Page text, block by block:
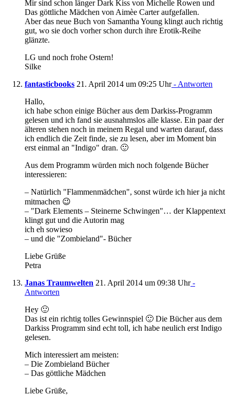
Mir sind schon länger Dark Kiss von Michelle Rowen und
Das göttliche Mädchen von Aimèe Carter aufgefallen.
Aber das neue Buch von Samantha Young klingt auch richtig
gut, wo sie doch vorher schon durch ihre Erotik-Reihe
glänzte.
LG und noch frohe Ostern!
Silke
fantasticbooks 21. April 2014 um 09:25 Uhr- Antworten
Hallo,
ich habe schon einige Bücher aus dem Darkiss-Programm
gelesen und ich fand sie ausnahmslos alle klasse. Ein paar der
älteren stehen noch in meinem Regal und warten darauf, dass
ich endlich die Zeit finde, sie zu lesen, aber im Moment bin
erst einmal an "Indigo" dran. 🙂
Aus dem Programm würden mich noch folgende Bücher
interessieren:
– Natürlich "Flammenmädchen", sonst würde ich hier ja nicht
mitmachen 😉
– "Dark Elements – Steinerne Schwingen"… der Klappentext
klingt gut und die Autorin mag
ich eh sowieso
– und die "Zombieland"- Bücher
Liebe Grüße
Petra
Janas Traumwelten 21. April 2014 um 09:38 Uhr-
Antworten
Hey 🙂
Das ist ein richtig tolles Gewinnspiel 🙂 Die Bücher aus dem
Darkiss Programm sind echt toll, ich habe neulich erst Indigo
gelesen.
Mich interessiert am meisten:
– Die Zombieland Bücher
– Das göttliche Mädchen
Liebe Grüße,